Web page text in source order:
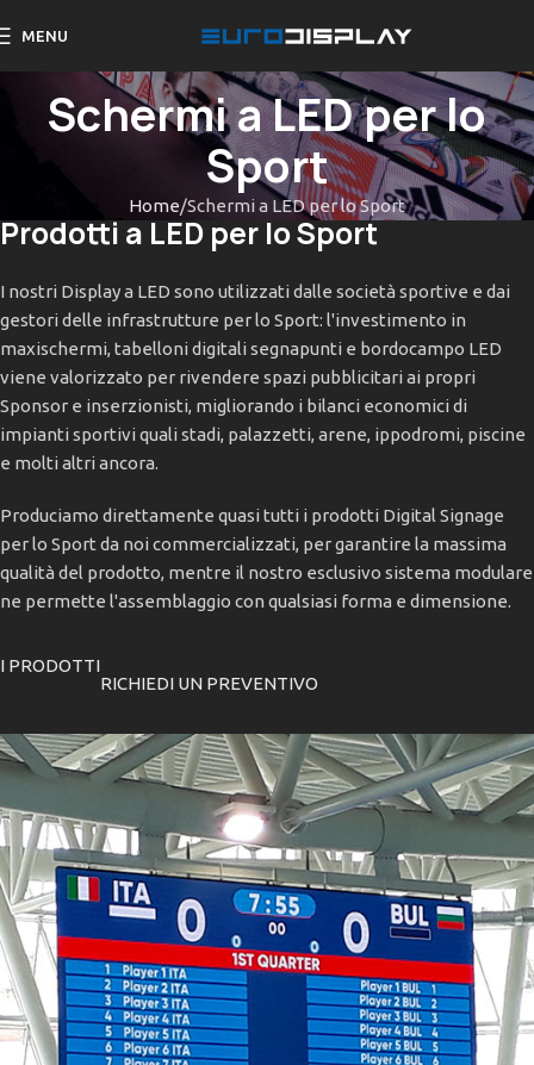
MENU
Schermi a LED per lo
Sport
Home Schermi a LED per lo Sport
Prodotti a LED per lo Sport
I nostri Display a LED sono utilizzati dalle società sportive e dai
gestori delle infrastrutture per lo Sport: l'investimento in
maxischermi, tabelloni digitali segnapunti e bordocampo LED
viene valorizzato per rivendere spazi pubblicitari ai propri
Sponsor e inserzionisti, migliorando i bilanci economici di
impianti sportivi quali stadi, palazzetti, arene, ippodromi, piscine
e molti altri ancora.
Produciamo direttamente quasi tutti i prodotti Digital Signage
per lo Sport da noi commercializzati, per garantire la massima
qualità del prodotto, mentre il nostro esclusivo sistema modulare
ne permette l'assemblaggio con qualsiasi forma e dimensione.
I PRODOTTI
RICHIEDI UN PREVENTIVO